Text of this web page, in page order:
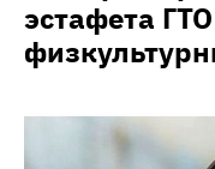
эстафета